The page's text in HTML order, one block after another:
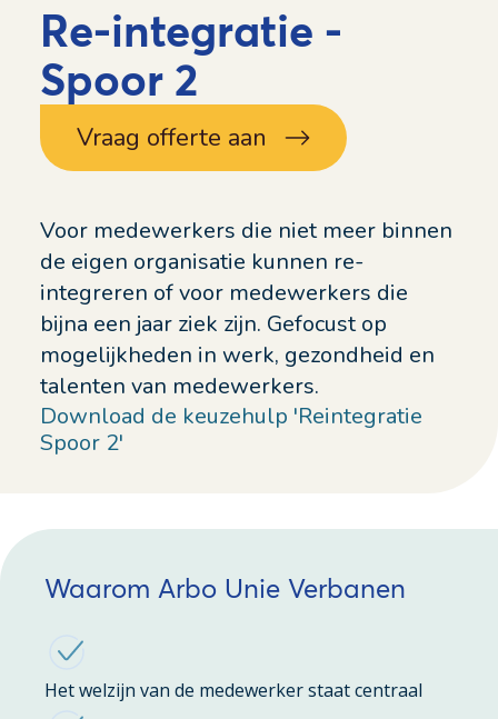
Re-integratie -
Spoor 2
Vraag offerte aan
Voor medewerkers die niet meer binnen
de eigen organisatie kunnen re-
integreren of voor medewerkers die
bijna een jaar ziek zijn. Gefocust op
mogelijkheden in werk, gezondheid en
talenten van medewerkers.
Download de keuzehulp 'Reintegratie
Spoor 2'
Waarom Arbo Unie Verbanen
Het welzijn van de medewerker staat centraal